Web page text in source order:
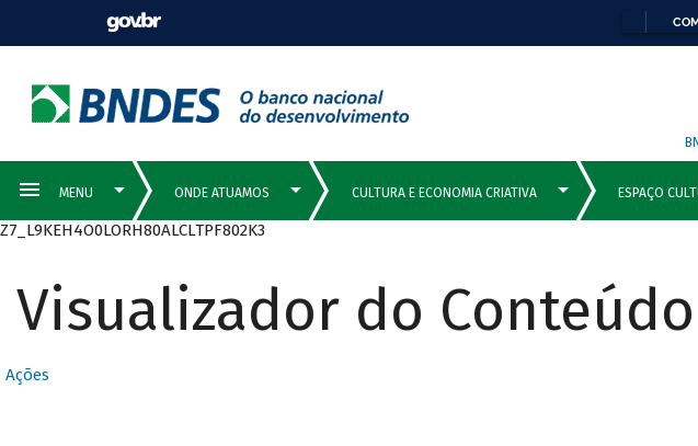
Z7_L9KEH4O0LORH80ALCLTPF802K3
Visualizador do
Ações